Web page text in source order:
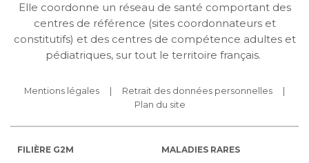
Elle coordonne un réseau de santé comportant des
centres de référence (sites coordonnateurs et
constitutifs) et des centres de compétence adultes et
pédiatriques, sur tout le territoire français.
Mentions légales
Retrait des données personnelles
Plan du site
FILIÈRE G2M MALADIES RARES